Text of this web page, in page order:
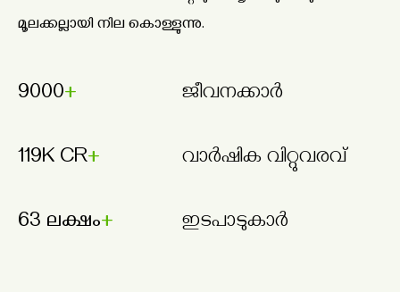
മൂലക്കല്ലായി നില കൊള്ളുന്നു.
9000 ജീവനക്കാർ
₹119K CR വാർഷിക വിറ്റുവരവ്
63 ലക്ഷം ഇടപാടുകാർ